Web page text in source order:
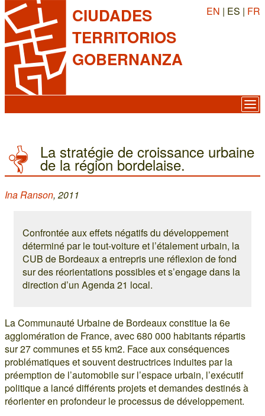
CIUDADES
TERRITORIOS
GOBERNANZA
EN | ES | FR
La stratégie de croissance urbaine
de la région bordelaise.
Ina Ranson, 2011
Confrontée aux effets négatifs du développement
déterminé par le tout-voiture et l’étalement urbain, la
CUB de Bordeaux a entrepris une réflexion de fond
sur des réorientations possibles et s’engage dans la
direction d’un Agenda 21 local.
La Communauté Urbaine de Bordeaux constitue la 6e
agglomération de France, avec 680 000 habitants répartis
sur 27 communes et 55 km2. Face aux conséquences
problématiques et souvent destructrices induites par la
préemption de l’automobile sur l’espace urbain, l’exécutif
politique a lancé différents projets et demandes destinés à
réorienter en profondeur le processus de développement.